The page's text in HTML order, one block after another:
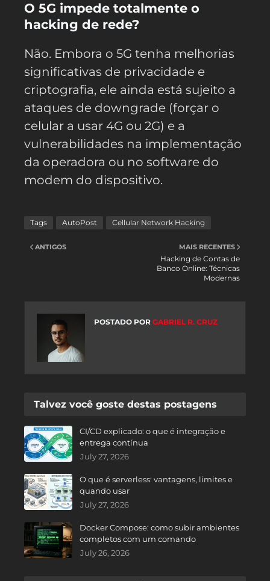
O 5G impede totalmente o
hacking de rede?
Não. Embora o 5G tenha melhorias
significativas de privacidade e
criptografia, ele ainda está sujeito a
ataques de downgrade (forçar o
celular a usar 4G ou 2G) e a
vulnerabilidades na implementação
da operadora ou no software do
modem do dispositivo.
Tags AutoPost Cellular Network Hacking
MAIS RECENTES
Hacking de Contas de
Banco Online: Técnicas
Modernas
ANTIGOS
POSTADO POR GABRIEL R. CRUZ
Talvez você goste destas postagens
CI/CD explicado: o que é integração e
entrega contínua
July 27, 2026
O que é serverless: vantagens, limites e
quando usar
July 27, 2026
Docker Compose: como subir ambientes
completos com um comando
July 26, 2026